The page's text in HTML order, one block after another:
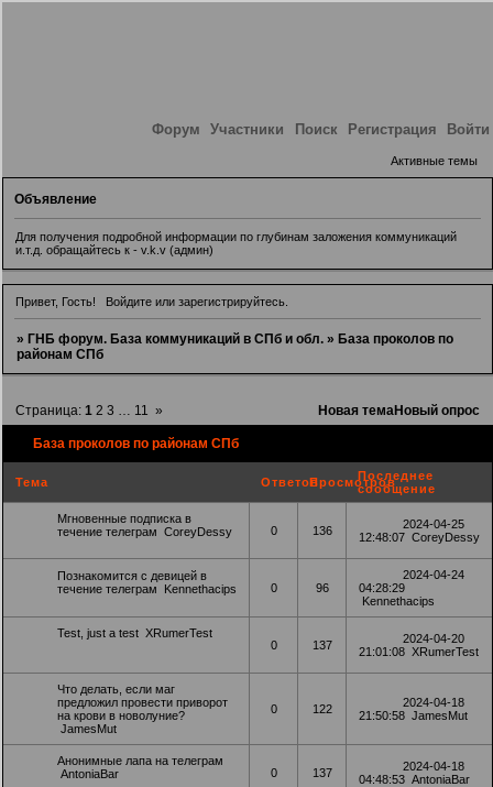
Форум Участники Поиск Регистрация Войти
Активные темы
Объявление
Для получения подробной информации по глубинам заложения коммуникаций
и.т.д. обращайтесь к - v.k.v (админ)
Привет, Гость! Войдитеили зарегистрируйтесь.
» ГНБ форум. База коммуникаций в СПб и обл. » База проколов по
районам СПб
База проколов по районам СПб
Страница:1 2 3 … 11 » Новая темаНовый опрос
Тема ОтветовПросмотровПоследнее
сообщение
Мгновенные подписка в
течение телеграм CoreyDessy 0 136
2024-04-25
12:48:07 CoreyDessy
Познакомится с девицей в
течение телеграм
Kennethacips 0 96
2024-04-24
04:28:29
Kennethacips
Test, just a test XRumerTest
0
137
2024-04-20
21:01:08 XRumerTest
Что делать, если маг
предложил провести приворот
на крови в новолуние?
JamesMut
0 122
2024-04-18
21:50:58 JamesMut
Анонимные лапа на телеграм
AntoniaBar
0 137
2024-04-18
04:48:53 AntoniaBar